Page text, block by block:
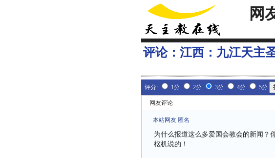
网
评论： 江西：九江天主
评分: 1分 2分 3分 4分 5分
网友评论
本站网友 匿名
为什么报道这么多爱国会教会的新闻
枢机说的！